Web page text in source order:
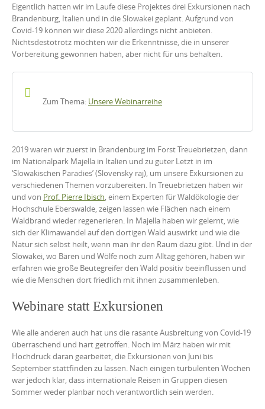
Eigentlich hatten wir im Laufe diese Projektes drei Exkursionen nach
Brandenburg, Italien und in die Slowakei geplant. Aufgrund von
Covid-19 können wir diese 2020 allerdings nicht anbieten.
Nichtsdestotrotz möchten wir die Erkenntnisse, die in unserer
Vorbereitung gewonnen haben, aber nicht für uns behalten.
Zum Thema: Unsere Webinarreihe
2019 waren wir zuerst in Brandenburg im Forst Treuebrietzen, dann
im Nationalpark Majella in Italien und zu guter Letzt in im
‘Slowakischen Paradies’ (Slovensky raj), um unsere Exkursionen zu
verschiedenen Themen vorzubereiten. In Treuebrietzen haben wir
und von Prof. Pierre Ibisch, einem Experten für Waldökologie der
Hochschule Eberswalde, zeigen lassen wie Flächen nach einem
Waldbrand wieder regenerieren. In Majella haben wir gelernt, wie
sich der Klimawandel auf den dortigen Wald auswirkt und wie die
Natur sich selbst heilt, wenn man ihr den Raum dazu gibt. Und in der
Slowakei, wo Bären und Wölfe noch zum Alltag gehören, haben wir
erfahren wie große Beutegreifer den Wald positiv beeinflussen und
wie die Menschen dort friedlich mit ihnen zusammenleben.
Webinare statt Exkursionen
Wie alle anderen auch hat uns die rasante Ausbreitung von Covid-19
überraschend und hart getroffen. Noch im März haben wir mit
Hochdruck daran gearbeitet, die Exkursionen von Juni bis
September stattfinden zu lassen. Nach einigen turbulenten Wochen
war jedoch klar, dass internationale Reisen in Gruppen diesen
Sommer weder planbar noch verantwortlich sein werden.